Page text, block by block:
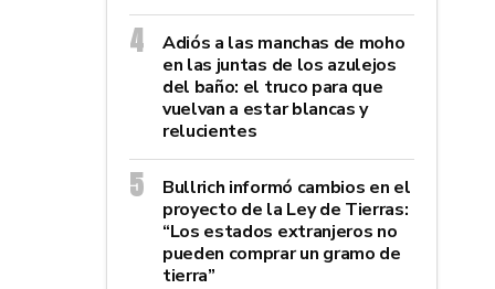
Adiós a las manchas de moho
en las juntas de los azulejos
del baño: el truco para que
vuelvan a estar blancas y
relucientes
Bullrich informó cambios en el
proyecto de la Ley de Tierras:
“Los estados extranjeros no
pueden comprar un gramo de
tierra”